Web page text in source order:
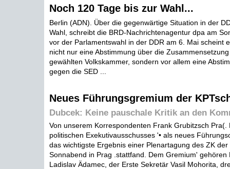
Noch 120 Tage bis zur Wahl...
Berlin (ADN). Über die gegenwärtige Situation in der
Wahl, schreibt die BRD-Nachrichtenagentur dpa am
vor der Parlamentswahl in der DDR am 6. Mai scheint
nicht nur eine Abstimmung über die
gewählten Volkskammer, sondern vor allem eine
gegen die SED ...
Neues Führungsgremium der
Dubcek: Keine pauschale Kritik an den
Von unserem Korrespondenten Frank Grubitzsch Pra(.
politischen Exekutivausschusses '• als neues
das wichtigste Ergebnis einer Plenartagung des ZK
Sonnabend in Prag .stattfand. Dem Gremium' gehören
Ladislav Ädamec, der Erste Sekretär Vasil Mohorita,